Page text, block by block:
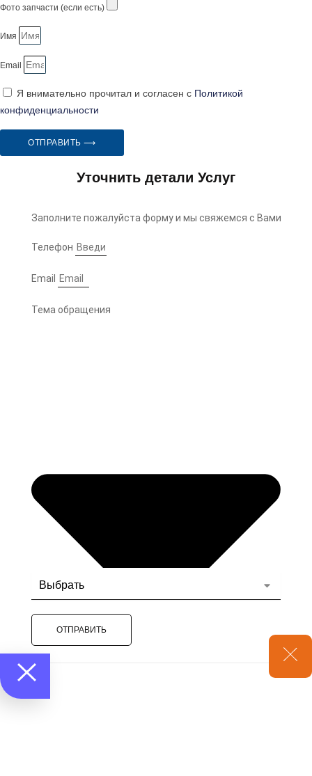
Фото запчасти (если есть)
Имя
Email
Я внимательно прочитал и согласен с Политикой
конфиденциальности
ОТПРАВИТЬ ⟶
Уточнить детали Услуг
Заполните пожалуйста форму и мы свяжемся с Вами
Телефон
Email
Тема обращения
ОТПРАВИТЬ